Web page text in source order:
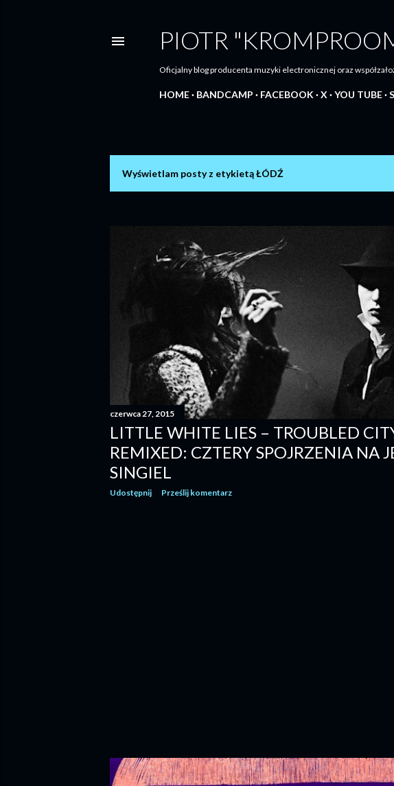
PIOTR
Oficjalny blog producenta muzyki electronicznej oraz
HOME BANDCAMP FACEBOOK X YOU TUBE
Wyświetlam posty z etykietąŁÓDŹ
czerwca 27, 2015
LITTLE WHITE LIES – TROUBLED
REMIXED: CZTERY SPOJRZENIA NA
SINGIEL
Udostępnij Prześlij komentarz